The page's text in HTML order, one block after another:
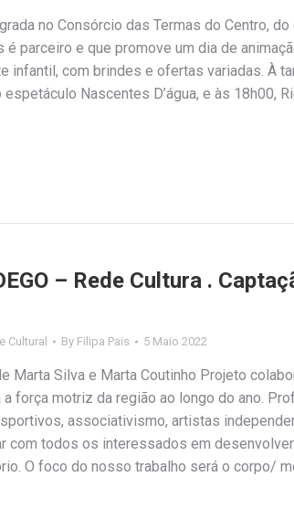
no Consórcio das Termas do Centro, do
é parceiro e que promove um dia de
infantil, com brindes e ofertas variadas. À
Nascentes D’água, e às 18h00,
– Rede Cultura .
Cultural By Filipa Pais 5 Maio 2022
Marta Silva e Marta Coutinho Projeto
a força motriz da região ao longo do ano.
associativismo, artistas
com todos os interessados em
O foco do nosso trabalho será o corpo/